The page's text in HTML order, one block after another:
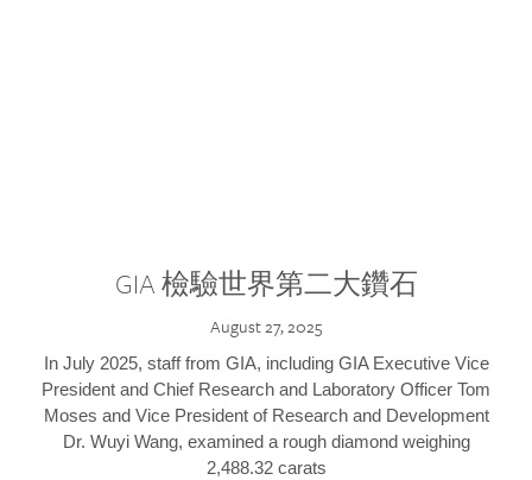
GIA 檢驗世界第二大鑽石
August 27, 2025
In July 2025, staff from GIA, including GIA Executive Vice
President and Chief Research and Laboratory Officer Tom
Moses and Vice President of Research and Development
Dr. Wuyi Wang, examined a rough diamond weighing
2,488.32 carats